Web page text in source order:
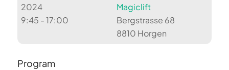
2024
9:45 - 17:00
Magiclift
Bergstrasse 68
8810 Horgen
Program